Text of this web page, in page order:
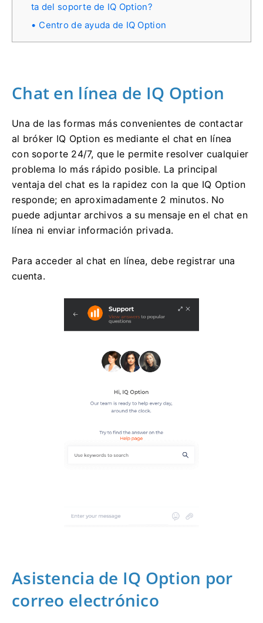
ta del soporte de IQ Option?
Centro de ayuda de IQ Option
Chat en línea de IQ Option
Una de las formas más convenientes de contactar
al bróker IQ Option es mediante el chat en línea
con soporte 24/7, que le permite resolver cualquier
problema lo más rápido posible. La principal
ventaja del chat es la rapidez con la que IQ Option
responde; en aproximadamente 2 minutos. No
puede adjuntar archivos a su mensaje en el chat en
línea ni enviar información privada.
Para acceder al chat en línea, debe registrar una
cuenta.
Asistencia de IQ Option por
correo electrónico